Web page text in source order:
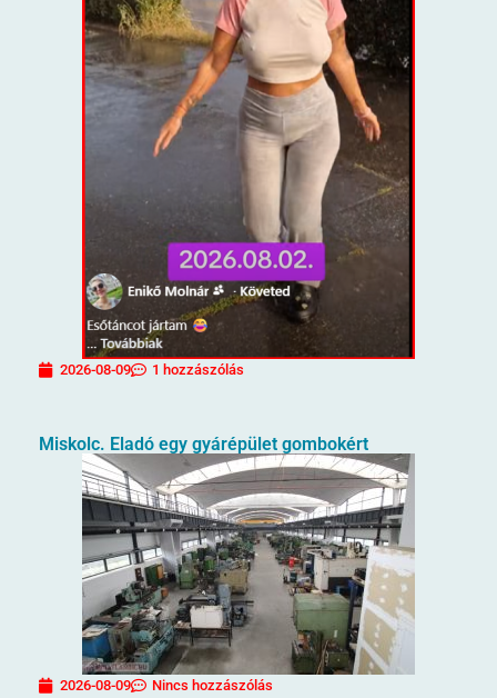
2026-08-09 1 hozzászólás
Miskolc. Eladó egy gyárépület gombokért
2026-08-09 Nincs hozzászólás